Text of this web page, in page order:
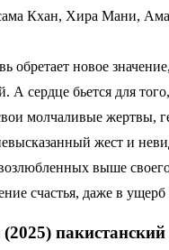
Кхан, Хира Мани,
обретает новое
А сердце бьется для
молчаливые жертвы,
жест и
выше
счастья, даже в
пакистанский